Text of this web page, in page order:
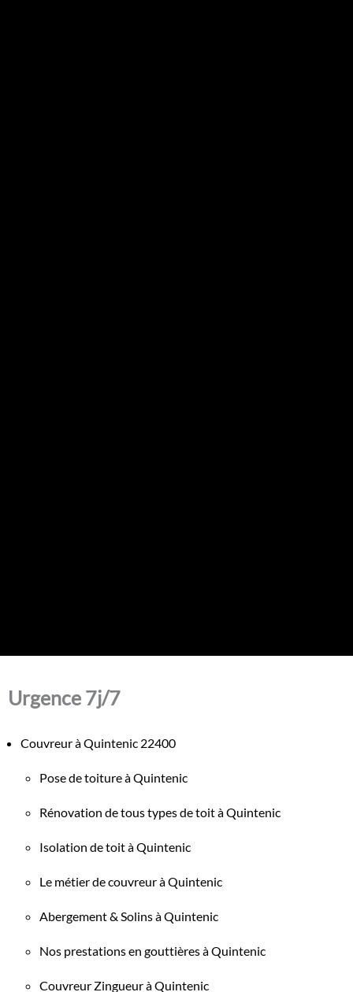
Urgence 7j/7
Couvreur à Quintenic 22400
Pose de toiture à Quintenic
Rénovation de tous types de toit à Quintenic
Isolation de toit à Quintenic
Le métier de couvreur à Quintenic
Abergement & Solins à Quintenic
Nos prestations en gouttières à Quintenic
Couvreur Zingueur à Quintenic